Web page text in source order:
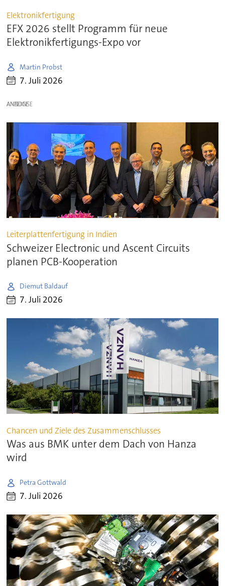
Elektronikfertigung
EFX 2026 stellt Programm für neue
Elektronikfertigungs-Expo vor
Martin Probst
7. Juli 2026
ANZEIGE
Leiterplattenfertigung in Indien
Schweizer Electronic und Ascent Circuits
planen PCB-Kooperation
Diemut Baldauf
7. Juli 2026
Chancen und Ziele des Zusammenschlusses
Was aus BMK unter dem Dach von Hanza
wird
Petra Gottwald
7. Juli 2026